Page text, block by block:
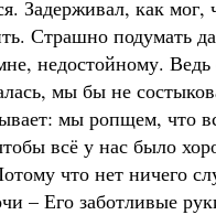
Задерживал, как мог,
Страшно подумать
недостойному.
мы бы не
мы ропщем, что
всё у нас было
что нет ничего
– Его заботливые